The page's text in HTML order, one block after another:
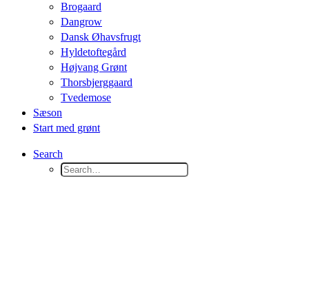
Brogaard
Dangrow
Dansk Øhavsfrugt
Hyldetoftegård
Højvang Grønt
Thorsbjerggaard
Tvedemose
Sæson
Start med grønt
Search